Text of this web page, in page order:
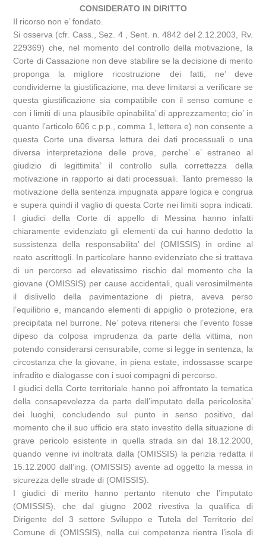
CONSIDERATO IN DIRITTO
Il ricorso non e’ fondato.
Si osserva (cfr. Cass., Sez. 4 , Sent. n. 4842 del 2.12.2003, Rv.
229369) che, nel momento del controllo della motivazione, la
Corte di Cassazione non deve stabilire se la decisione di merito
proponga la migliore ricostruzione dei fatti, ne’ deve
condividerne la giustificazione, ma deve limitarsi a verificare se
questa giustificazione sia compatibile con il senso comune e
con i limiti di una plausibile opinabilita’ di apprezzamento; cio’ in
quanto l’articolo 606 c.p.p., comma 1, lettera e) non consente a
questa Corte una diversa lettura dei dati processuali o una
diversa interpretazione delle prove, perche’ e’ estraneo al
giudizio di legittimita’ il controllo sulla correttezza della
motivazione in rapporto ai dati processuali. Tanto premesso la
motivazione della sentenza impugnata appare logica e congrua
e supera quindi il vaglio di questa Corte nei limiti sopra indicati.
I giudici della Corte di appello di Messina hanno infatti
chiaramente evidenziato gli elementi da cui hanno dedotto la
sussistenza della responsabilita’ del (OMISSIS) in ordine al
reato ascrittogli. In particolare hanno evidenziato che si trattava
di un percorso ad elevatissimo rischio dal momento che la
giovane (OMISSIS) per cause accidentali, quali verosimilmente
il dislivello della pavimentazione di pietra, aveva perso
l’equilibrio e, mancando elementi di appiglio o protezione, era
precipitata nel burrone. Ne’ poteva ritenersi che l’evento fosse
dipeso da colposa imprudenza da parte della vittima, non
potendo considerarsi censurabile, come si legge in sentenza, la
circostanza che la giovane, in piena estate, indossasse scarpe
infradito e dialogasse con i suoi compagni di percorso.
I giudici della Corte territoriale hanno poi affrontato la tematica
della consapevolezza da parte dell’imputato della pericolosita’
dei luoghi, concludendo sul punto in senso positivo, dal
momento che il suo ufficio era stato investito della situazione di
grave pericolo esistente in quella strada sin dal 18.12.2000,
quando venne ivi inoltrata dalla (OMISSIS) la perizia redatta il
15.12.2000 dall’ing. (OMISSIS) avente ad oggetto la messa in
sicurezza delle strade di (OMISSIS).
I giudici di merito hanno pertanto ritenuto che l’imputato
(OMISSIS), che dal giugno 2002 rivestiva la qualifica di
Dirigente del 3 settore Sviluppo e Tutela del Territorio del
Comune di (OMISSIS), nella cui competenza rientra l’isola di